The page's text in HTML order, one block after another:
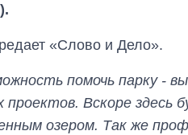
«Слово и Дело».
помочь парку -
проектов. Вскоре здесь
озером. Так же